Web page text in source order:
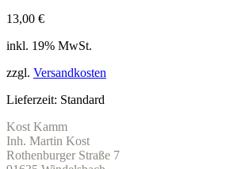
13,00 €
inkl. 19% MwSt.
zzgl. Versandkosten
Lieferzeit: Standard
Kost Kamm
Inh. Martin Kost
Rothenburger Straße 7